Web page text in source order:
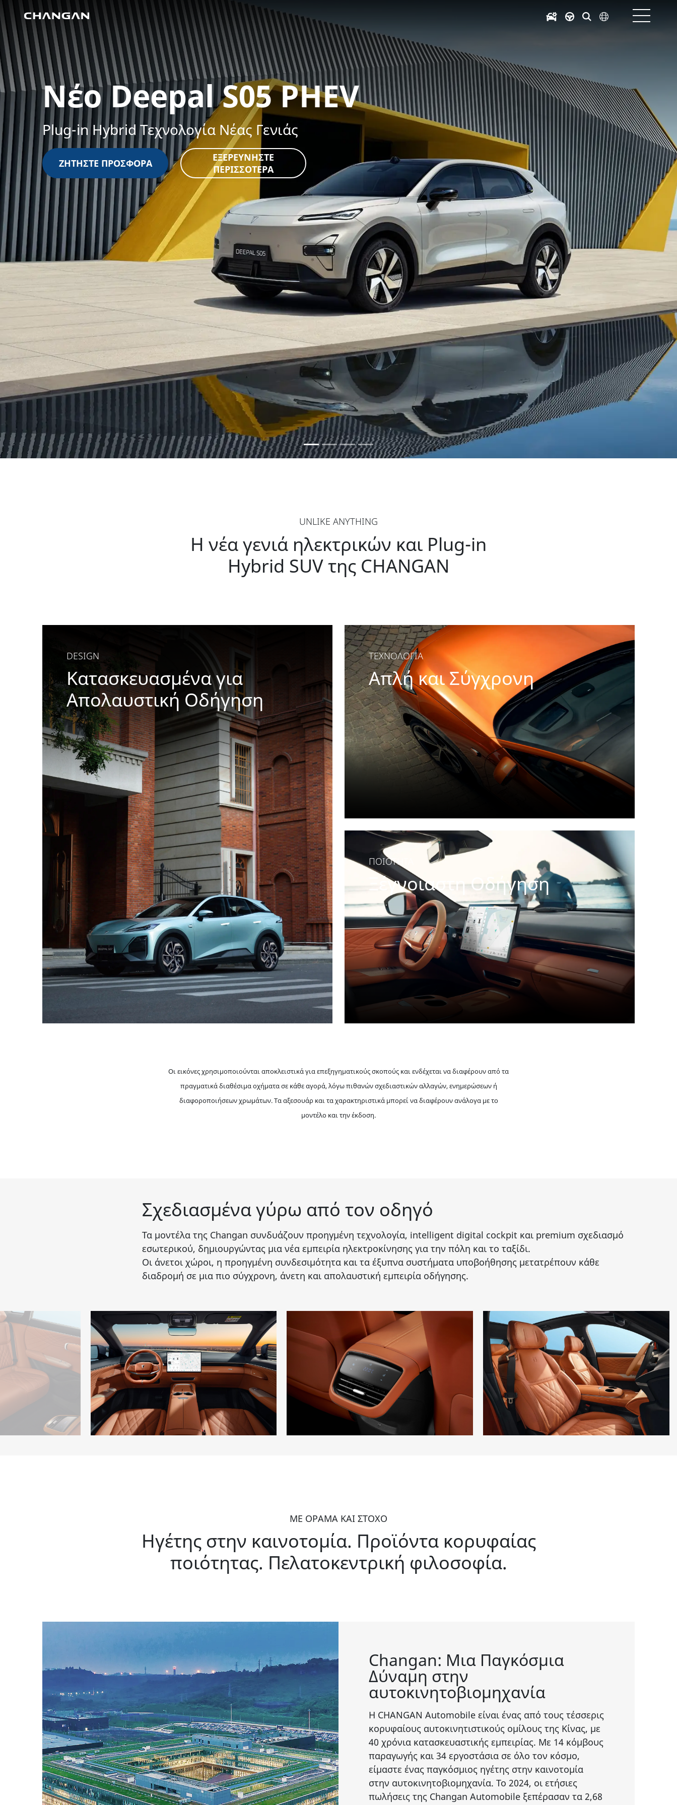
Skip to main content
Νέο Deepal S05 PHEV
Plug-in Hybrid Τεχνολογία Νέας Γενιάς
ΖΗΤΗΣΤΕ ΠΡΟΣΦΟΡΆ
ΕΞΕΡΕΥΝΉΣΤΕ
ΠΕΡΙΣΣΌΤΕΡΑ
UNLIKE ANYTHING
Η νέα γενιά ηλεκτρικών και Plug-in
Hybrid SUV της CHANGAN
DESIGN
Κατασκευασμένα για
Απολαυστική Οδήγηση
Ευρωπαϊκό design με έξυπνες λεπτομέρειες και πρακτικές
καινοτομίες για συναρπαστική και απροβλημάτιστη οδήγηση.
ΤΕΧΝΟΛΟΓΙΑ
Απλή και Σύγχρονη
Έξυπνα χαρακτηριστικά σχεδιασμένα να κάνουν την
εμπειρία οδήγησης διαισθητική, συνδεδεμένη και
χωρίς άγχος.
ΠΟΙΟΤΗΤΑ
Ξέγνοιαστη Οδήγηση
Εξαιρετική ποιότητα και υψηλά πρότυπα ασφαλείας,
επιβεβαιωμένα από κορυφαίες αξιολογήσεις στον
.
Οι εικόνες χρησιμοποιούνται αποκλειστικά για επεξηγηματικούς σκοπούς και ενδέχεται να διαφέρουν από τα
πραγματικά διαθέσιμα οχήματα σε κάθε αγορά, λόγω πιθανών σχεδιαστικών αλλαγών, ενημερώσεων ή
διαφοροποιήσεων χρωμάτων. Τα αξεσουάρ και τα χαρακτηριστικά μπορεί να διαφέρουν ανάλογα με το
μοντέλο και την έκδοση.
Σχεδιασμένα γύρω από τον οδηγό
Τα μοντέλα της Changan συνδυάζουν προηγμένη τεχνολογία, intelligent digital cockpit και premium σχεδιασμό
εσωτερικού, δημιουργώντας μια νέα εμπειρία ηλεκτροκίνησης για την πόλη και το ταξίδι.
Οι άνετοι χώροι, η προηγμένη συνδεσιμότητα και τα έξυπνα συστήματα υποβοήθησης μετατρέπουν κάθε
διαδρομή σε μια πιο σύγχρονη, άνετη και απολαυστική εμπειρία οδήγησης.
ΜΕ ΟΡΑΜΑ ΚΑΙ ΣΤΟΧΟ
Ηγέτης στην καινοτομία. Προϊόντα κορυφαίας
ποιότητας. Πελατοκεντρική φιλοσοφία.
Changan: Μια Παγκόσμια
Δύναμη στην
αυτοκινητοβιομηχανία
Η CHANGAN Automobile είναι ένας από τους τέσσερις
κορυφαίους αυτοκινητιστικούς ομίλους της Κίνας, με
40 χρόνια κατασκευαστικής εμπειρίας. Με 14 κόμβους
παραγωγής και 34 εργοστάσια σε όλο τον κόσμο,
είμαστε ένας παγκόσμιος ηγέτης στην καινοτομία
στην αυτοκινητοβιομηχανία. Το 2024, οι ετήσιες
πωλήσεις της Changan Automobile ξεπέρασαν τα 2,68